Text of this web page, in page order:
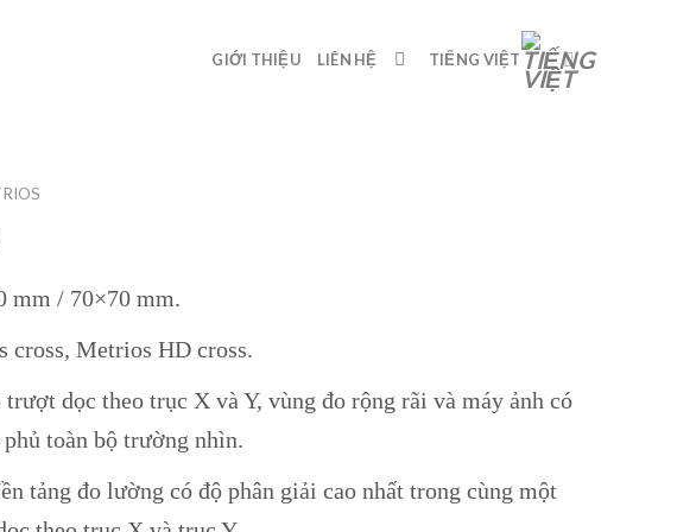
GIỚI THIỆU LIÊN HỆ TIẾNG VIỆT
mm / 70×70 mm.
cross, Metrios HD cross.
dọc theo trục X và Y, vùng đo rộng rãi và máy ảnh có
toàn bộ trường nhìn.
tảng đo lường có độ phân giải cao nhất trong cùng một